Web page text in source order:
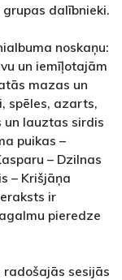
dalībnieki.
noskaņu:
un iemīļotajām
mazas un
spēles, azarts,
un lauztas sirdis
puikas –
– Dzilnas
– Krišjāņa
ir
pieredze
sesijās